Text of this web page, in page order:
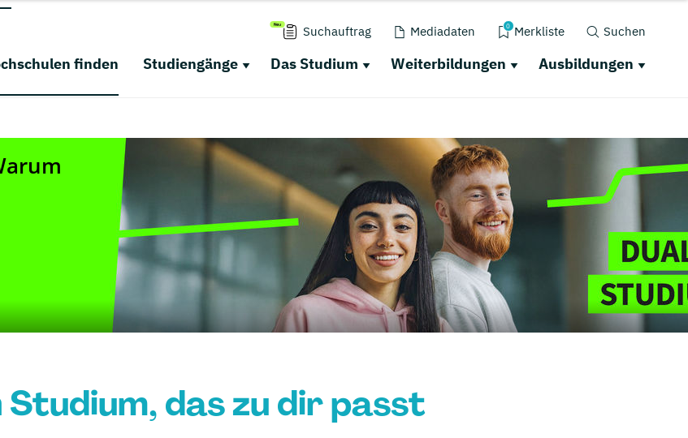
Suchauftrag Mediadaten 0 Merkliste Suchen
finden Studiengänge Das Studium Weiterbildungen Ausbildungen
Studium, das zu dir passt